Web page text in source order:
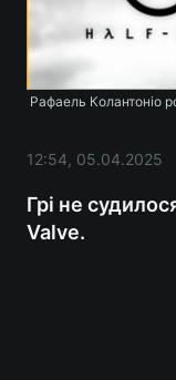
Рафаель Колантоніо
12:54, 05.04.2025
Грі не
Valve.